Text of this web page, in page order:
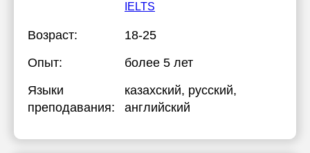
IELTS
Возраст:
18-25
Опыт:
более 5 лет
Языки
преподавания:
казахский, русский,
английский